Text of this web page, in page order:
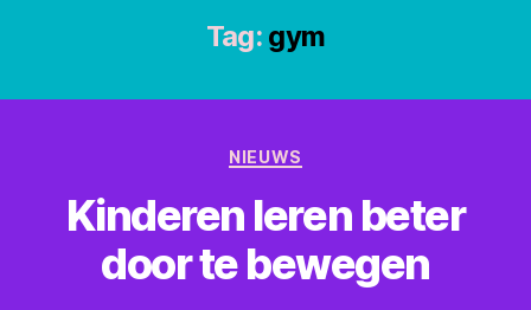
Tag: gym
Categorieën
NIEUWS
Kinderen leren beter
door te bewegen